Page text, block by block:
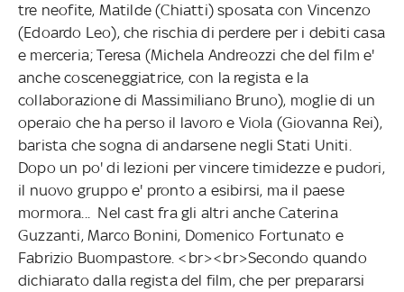
tre neofite, Matilde (Chiatti) sposata con Vincenzo
(Edoardo Leo), che rischia di perdere per i debiti casa
e merceria; Teresa (Michela Andreozzi che del film e'
anche cosceneggiatrice, con la regista e la
collaborazione di Massimiliano Bruno), moglie di un
operaio che ha perso il lavoro e Viola (Giovanna Rei),
barista che sogna di andarsene negli Stati Uniti.
Dopo un po' di lezioni per vincere timidezze e pudori,
il nuovo gruppo e' pronto a esibirsi, ma il paese
mormora... Nel cast fra gli altri anche Caterina
Guzzanti, Marco Bonini, Domenico Fortunato e
Fabrizio Buompastore. <br><br>Secondo quando
dichiarato dalla regista del film, che per prepararsi